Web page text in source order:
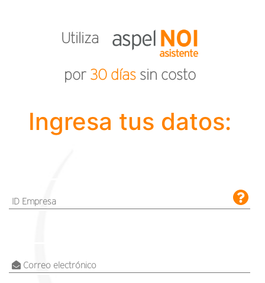
Utiliza
por 30 días sin costo
Ingresa tus datos:
ID Empresa
Correo electrónico